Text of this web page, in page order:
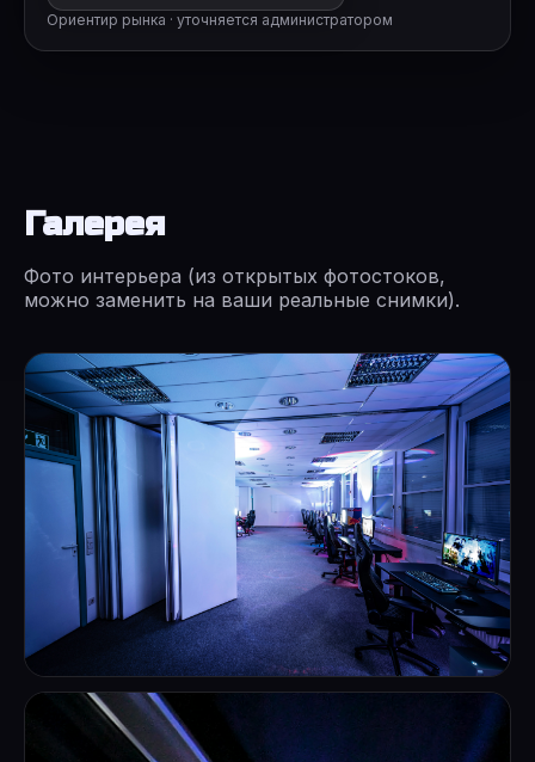
Ориентир рынка · уточняется администратором
Галерея
Фото интерьера (из открытых фотостоков,
можно заменить на ваши реальные снимки).